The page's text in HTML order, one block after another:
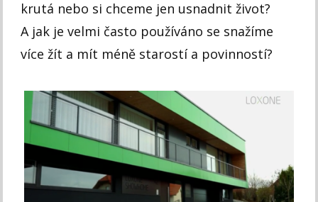
krutá nebo si chceme jen usnadnit život?
A jak je velmi často používáno se snažíme
více žít a mít méně starostí a povinností?